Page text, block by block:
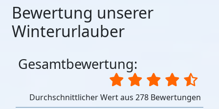
Bewertung unserer
Winterurlauber
Gesamtbewertung:
Durchschnittlicher Wert aus 278 Bewertungen